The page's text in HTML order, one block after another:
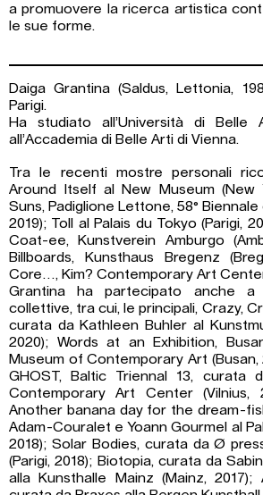
a promuovere la ricerca artistica
le sue forme.
Daiga Grantina (Saldus, Lettonia,
Parigi.
Ha studiato all’Università di
all’Accademia di Belle Arti di Vienna.
Tra le recenti mostre personali
Around Itself al New Museum (New
Suns, Padiglione Lettone, 58° Biennale
2019); Toll al Palais du Tokyo (Parigi,
Coat-ee, Kunstverein Amburgo
Billboards, Kunsthaus Bregenz
Core…, Kim? Contemporary Art Center
Grantina ha partecipato anche a
collettive, tra cui, le principali, Crazy,
curata da Kathleen Buhler al
2020); Words at an Exhibition,
Museum of Contemporary Art (Busan,
GHOST, Baltic Triennal 13, curata
Contemporary Art Center (Vilnius,
Another banana day for the dream-
Adam-Couralet e Yoann Gourmel al
2018); Solar Bodies, curata da Ø
(Parigi, 2018); Biotopia, curata da
alla Kunsthalle Mainz (Mainz, 2017);